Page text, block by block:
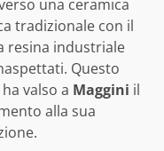
una ceramica
tradizionale con il
resina industriale
Questo
valso a Maggini il
alla sua